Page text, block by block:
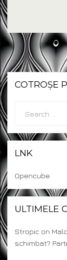
COTROȘE
LNK
Opencube
ULTIMELE
Stropic on
schimbat?